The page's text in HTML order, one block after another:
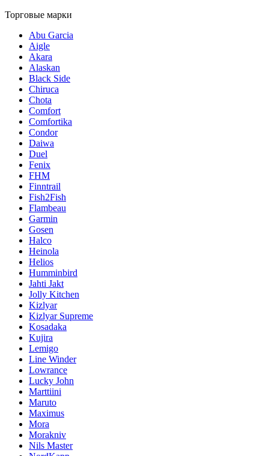
Торговые марки
Abu Garcia
Aigle
Akara
Alaskan
Black Side
Chiruca
Chota
Comfort
Comfortika
Condor
Daiwa
Duel
Fenix
FHM
Finntrail
Fish2Fish
Flambeau
Garmin
Gosen
Halco
Heinola
Helios
Humminbird
Jahti Jakt
Jolly Kitchen
Kizlyar
Kizlyar Supreme
Kosadaka
Kujira
Lemigo
Line Winder
Lowrance
Lucky John
Marttiini
Maruto
Maximus
Mora
Morakniv
Nils Master